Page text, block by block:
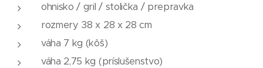
ohnisko / gril / stolička / prepravka
rozmery 38 x 28 x 28 cm
váha 7 kg (kôš)
váha 2,75 kg (príslušenstvo)